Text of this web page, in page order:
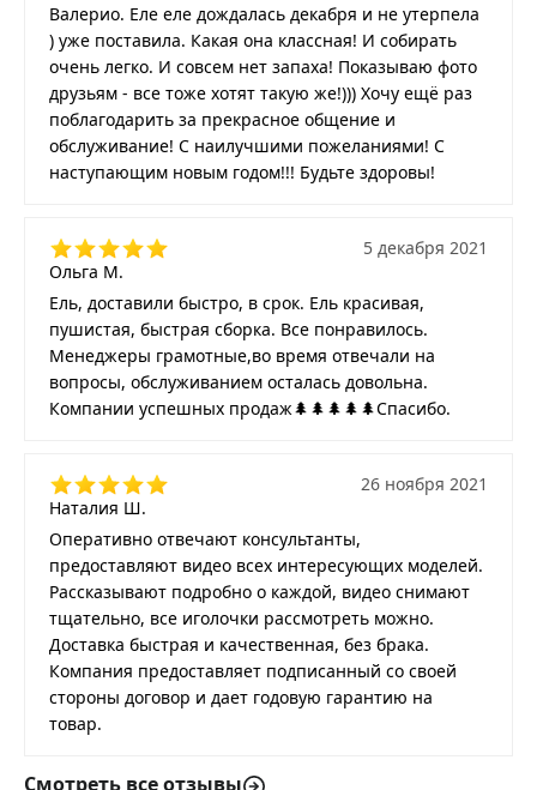
Валерио. Еле еле дождалась декабря и не утерпела
) уже поставила. Какая она классная! И собирать
очень легко. И совсем нет запаха! Показываю фото
друзьям - все тоже хотят такую же!))) Хочу ещё раз
поблагодарить за прекрасное общение и
обслуживание! С наилучшими пожеланиями! С
наступающим новым годом!!! Будьте здоровы!
Ольга М.
5 декабря 2021
Ель, доставили быстро, в срок. Ель красивая,
пушистая, быстрая сборка. Все понравилось.
Менеджеры грамотные,во время отвечали на
вопросы, обслуживанием осталась довольна.
Компании успешных продаж🌲🌲🌲🌲🌲Спасибо.
Наталия Ш.
26 ноября 2021
Оперативно отвечают консультанты,
предоставляют видео всех интересующих моделей.
Рассказывают подробно о каждой, видео снимают
тщательно, все иголочки рассмотреть можно.
Доставка быстрая и качественная, без брака.
Компания предоставляет подписанный со своей
стороны договор и дает годовую гарантию на
товар.
Смотреть все отзывы